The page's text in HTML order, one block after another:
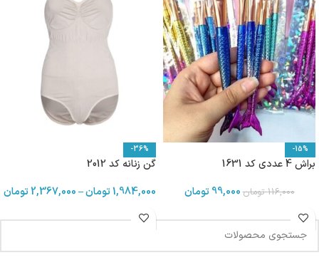
-15%
براش 4 عددی کد 1631
116,000 تومان99,000 تومان
-36%
گن زنانه کد 2012
1,984,000تومان–
2,367,000تومان